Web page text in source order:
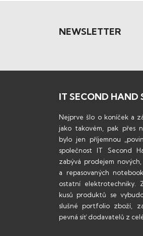
NEWSLETTER
IT SECOND HAND
Nejprve šlo o koníček a
jako takovém, pak přes
bylo jen příjemnou
společnost IT Second
zabývá prodejem
a repasovaných
ostatní elektrotechniky.
kusů produktů se
slušné portfolio zboží,
pevná síť dodavatelů z